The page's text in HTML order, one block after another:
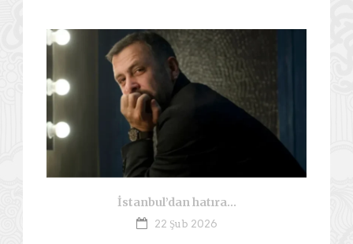
İstanbul’dan hatıra…
22 Şub 2026